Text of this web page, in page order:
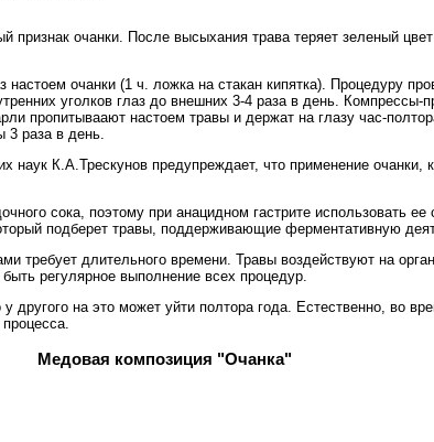
очанки. После высыхания трава теряет зеленый цвет
очанки (1 ч. ложка на стакан кипятка). Процедуру
уголков глаз до внешних 3-4 раза в день. Компрессы-
пропитываают настоем травы и держат на глазу час-
3 раза в день.
наук К.А.Трескунов предупреждает, что применение очанки,
сока, поэтому при анацидном гастрите использовать
подберет травы, поддерживающие ферментативную
требует длительного времени. Травы воздействуют на
регулярное выполнение всех процедур.
другого на это может уйти полтора года. Естественно, во
Медовая композиция "Очанка"